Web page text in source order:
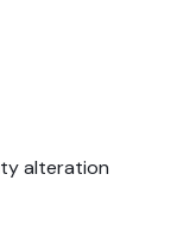
alteration